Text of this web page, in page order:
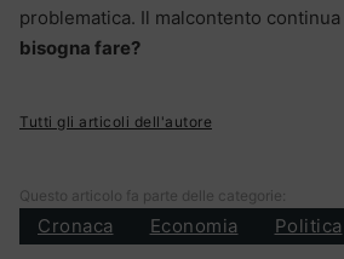
problematica. Il malcontento
bisogna fare?
Tutti gli articoli dell'autore
Questo articolo fa parte delle categorie:
Cronaca Economia Politica